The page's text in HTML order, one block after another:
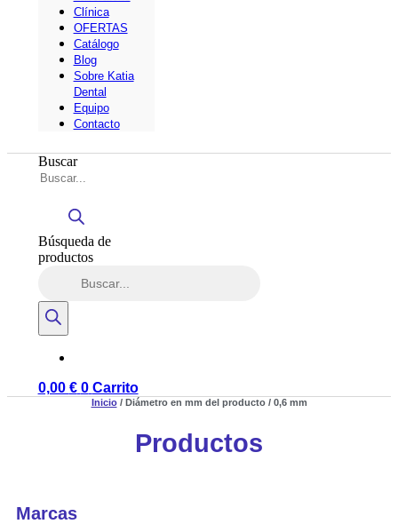
Clínica
OFERTAS
Catálogo
Blog
Sobre Katia
Dental
Equipo
Contacto
Buscar
Búsqueda de
productos
0,00 € 0 Carrito
Inicio/ Diámetro en mm del producto / 0,6 mm
Productos
Marcas